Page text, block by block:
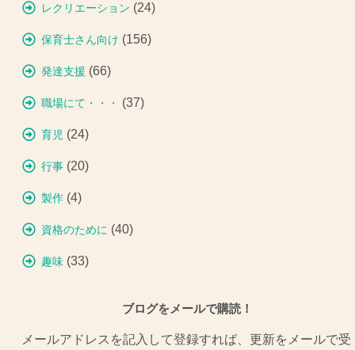
レクリエーション (24)
保育士さん向け (156)
発達支援 (66)
職場にて・・・ (37)
育児 (24)
行事 (20)
製作 (4)
資格のために (40)
趣味 (33)
ブログをメールで購読！
メールアドレスを記入して登録すれば、更新をメールで受